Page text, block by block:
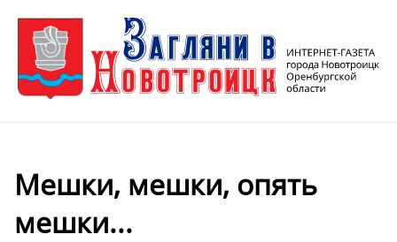
Мешки, мешки, опять
мешки...